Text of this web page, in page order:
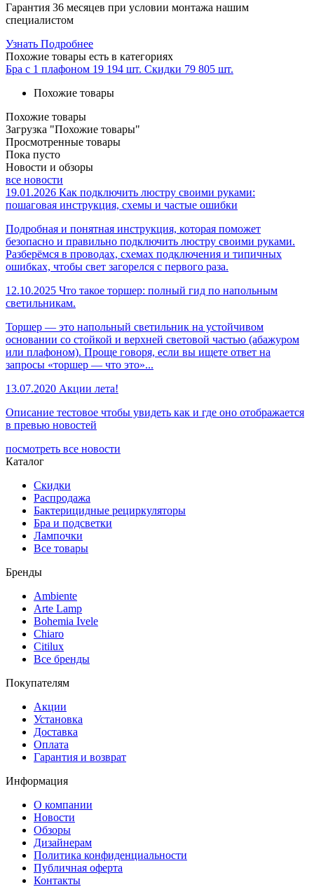
Гарантия 36 месяцев при условии монтажа нашим
специалистом
Узнать Подробнее
Похожие товары есть в категориях
Бра с 1 плафоном 19 194 шт. Скидки 79 805 шт.
Похожие товары
Похожие товары
Загрузка "Похожие товары"
Просмотренные товары
Пока пусто
Новости и обзоры
все новости
19.01.2026 Как подключить люстру своими руками:
пошаговая инструкция, схемы и частые ошибки
Подробная и понятная инструкция, которая поможет
безопасно и правильно подключить люстру своими руками.
Разберёмся в проводах, схемах подключения и типичных
ошибках, чтобы свет загорелся с первого раза.
12.10.2025 Что такое торшер: полный гид по напольным
светильникам.
Торшер — это напольный светильник на устойчивом
основании со стойкой и верхней световой частью (абажуром
или плафоном). Проще говоря, если вы ищете ответ на
запросы «торшер — что это»...
13.07.2020 Акции лета!
Описание тестовое чтобы увидеть как и где оно отображается
в превью новостей
посмотреть все новости
Каталог
Скидки
Распродажа
Бактерицидные рециркуляторы
Бра и подсветки
Лампочки
Все товары
Бренды
Ambiente
Arte Lamp
Bohemia Ivele
Chiaro
Citilux
Все бренды
Покупателям
Акции
Установка
Доставка
Оплата
Гарантия и возврат
Информация
О компании
Новости
Обзоры
Дизайнерам
Политика конфиденциальности
Публичная оферта
Контакты